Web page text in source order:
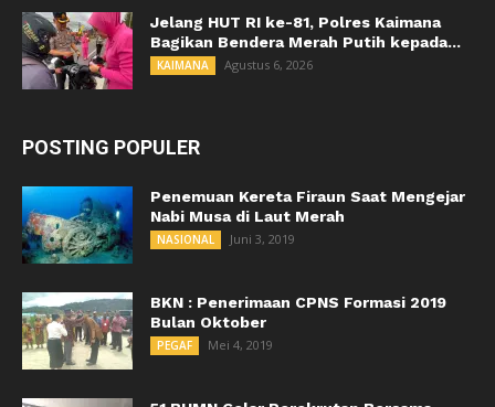
Jelang HUT RI ke-81, Polres Kaimana
Bagikan Bendera Merah Putih kepada...
KAIMANA Agustus 6, 2026
POSTING POPULER
Penemuan Kereta Firaun Saat Mengejar
Nabi Musa di Laut Merah
NASIONAL Juni 3, 2019
BKN : Penerimaan CPNS Formasi 2019
Bulan Oktober
PEGAF Mei 4, 2019